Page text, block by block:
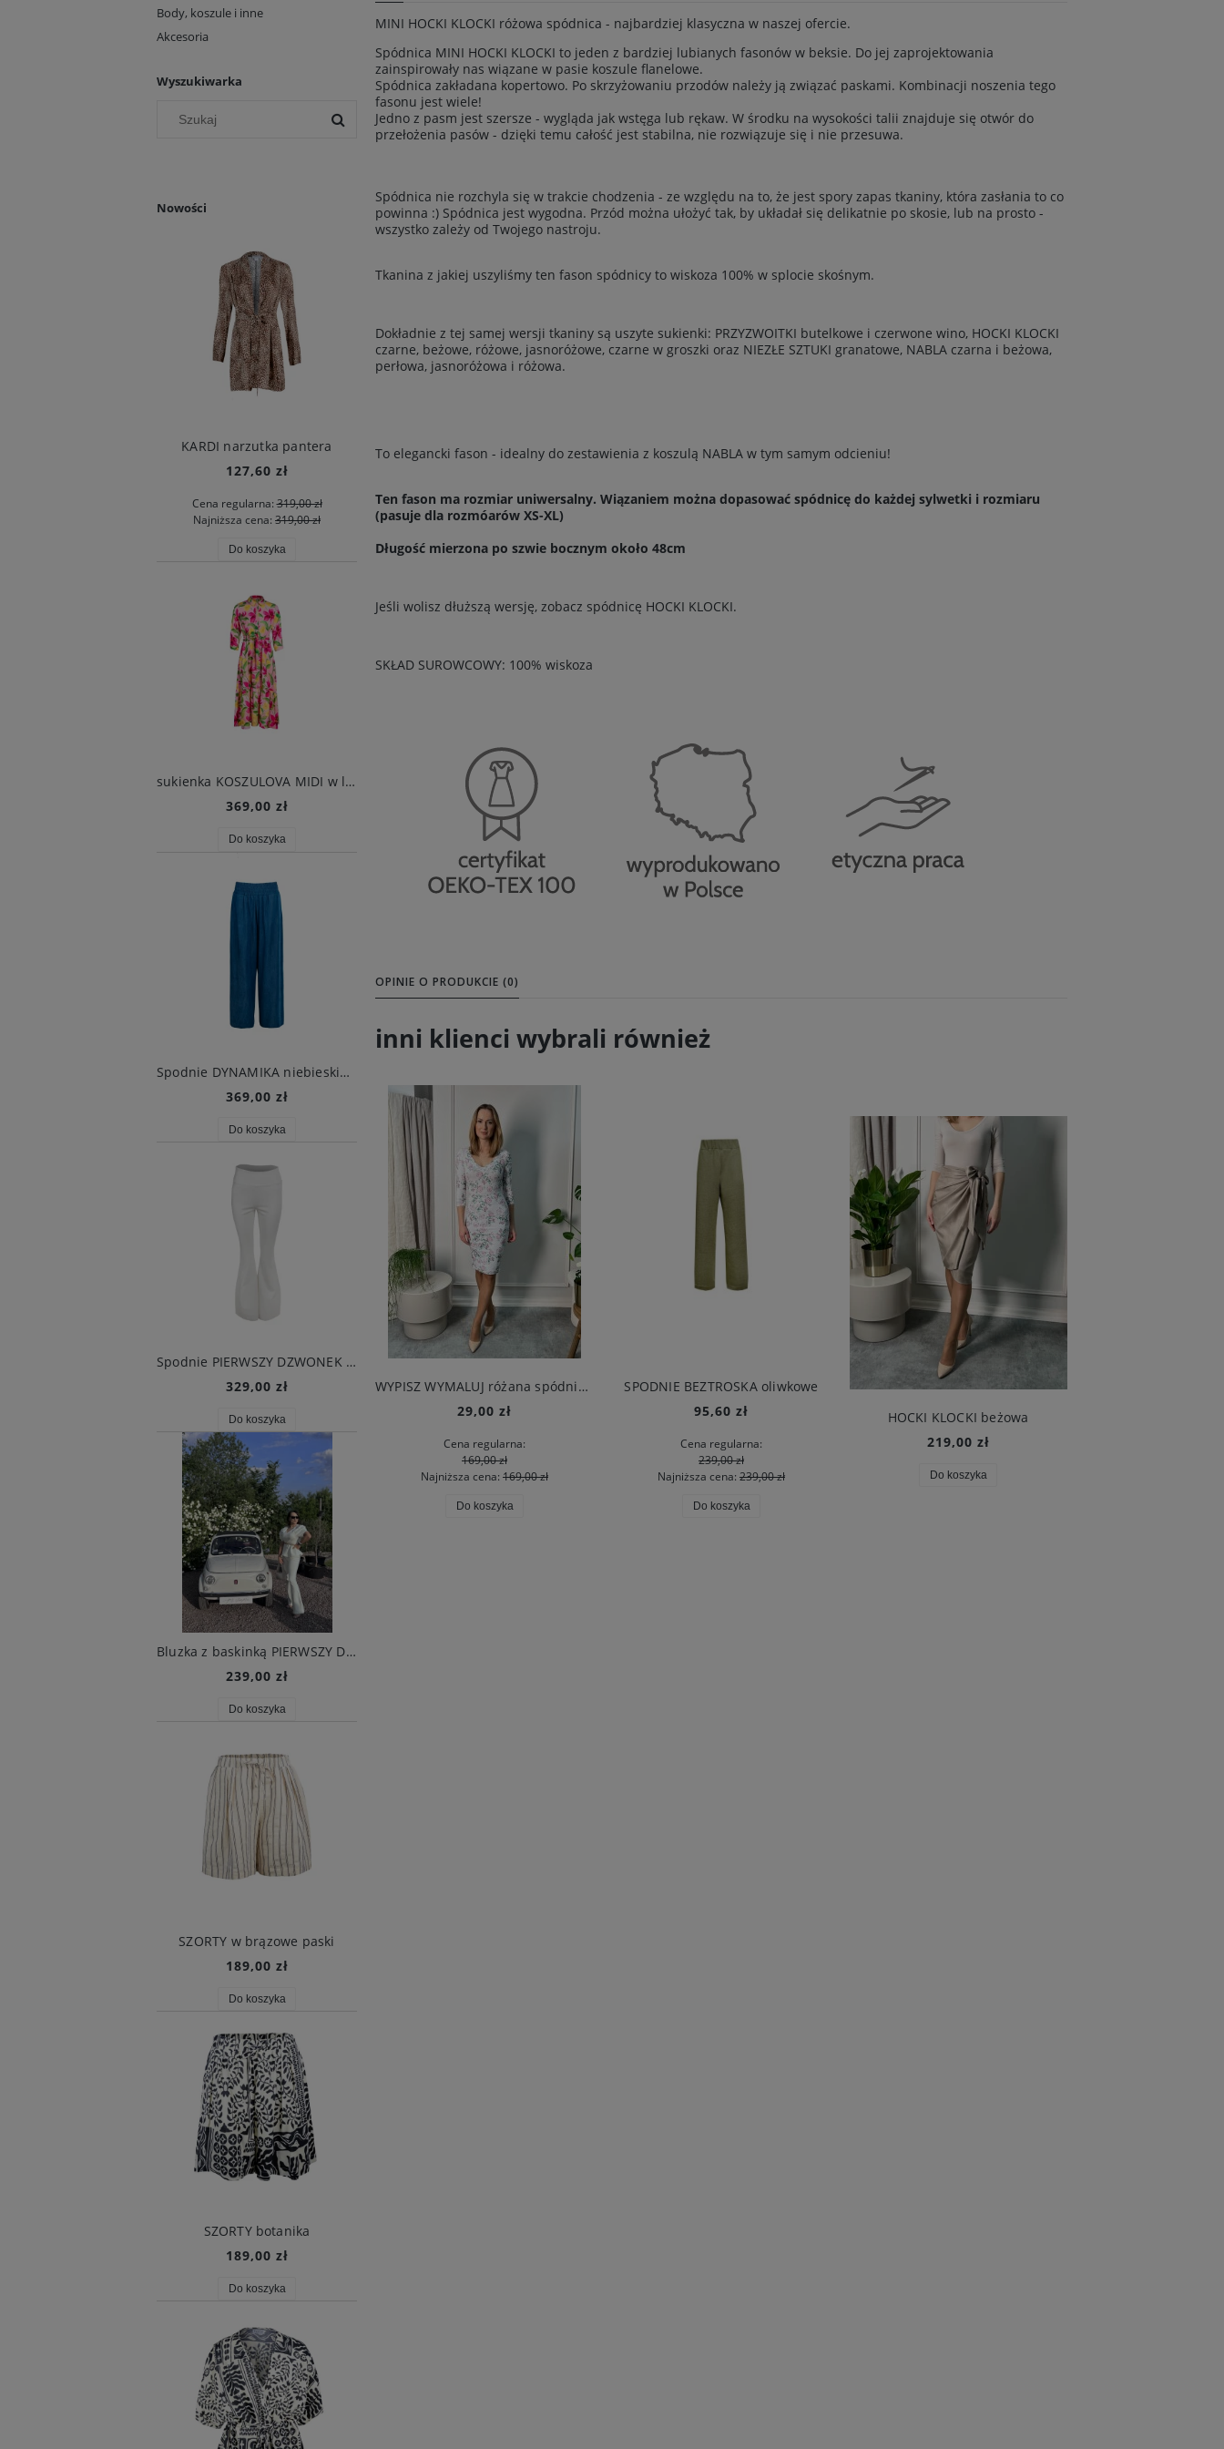
Body, koszule i inne
Akcesoria
Wyszukiwarka
Nowości
KARDI narzutka pantera
127,60 zł
Cena regularna:319,00 zł
Najniższa cena: 319,00 zł
Do koszyka
sukienka KOSZULOVA MIDI w lilie
369,00 zł
Do koszyka
Spodnie DYNAMIKA niebieskie dżinsowe
369,00 zł
Do koszyka
Spodnie PIERWSZY DZWONEK białe
329,00 zł
Do koszyka
Bluzka z baskinką PIERWSZY DZWONEK biała
239,00 zł
Do koszyka
SZORTY w brązowe paski
189,00 zł
Do koszyka
SZORTY botanika
189,00 zł
Do koszyka
MINI HOCKI KLOCKI różowa spódnica - najbardziej klasyczna w naszej ofercie.
Spódnica MINI HOCKI KLOCKI to jeden z bardziej lubianych fasonów w beksie. Do jej zaprojektowania
zainspirowały nas wiązane w pasie koszule flanelowe.
Spódnica zakładana kopertowo. Po skrzyżowaniu przodów należy ją związać paskami. Kombinacji noszenia tego
fasonu jest wiele!
Jedno z pasm jest szersze - wygląda jak wstęga lub rękaw. W środku na wysokości talii znajduje się otwór do
przełożenia pasów - dzięki temu całość jest stabilna, nie rozwiązuje się i nie przesuwa.
Spódnica nie rozchyla się w trakcie chodzenia - ze względu na to, że jest spory zapas tkaniny, która zasłania to co
powinna :) Spódnica jest wygodna. Przód można ułożyć tak, by układał się delikatnie po skosie, lub na prosto -
wszystko zależy od Twojego nastroju.
Tkanina z jakiej uszyliśmy ten fason spódnicy to wiskoza 100% w splocie skośnym.
Dokładnie z tej samej wersji tkaniny są uszyte sukienki: PRZYZWOITKI butelkowe i czerwone wino, HOCKI KLOCKI
czarne, beżowe, różowe, jasnoróżowe, czarne w groszki oraz NIEZŁE SZTUKI granatowe, NABLA czarna i beżowa,
perłowa, jasnoróżowa i różowa.
To elegancki fason - idealny do zestawienia z koszulą NABLA w tym samym odcieniu!
Ten fason ma rozmiar uniwersalny. Wiązaniem można dopasować spódnicę do każdej sylwetki i rozmiaru
(pasuje dla rozmóarów XS-XL)
Długość mierzona po szwie bocznym około 48cm
Jeśli wolisz dłuższą wersję, zobacz spódnicę HOCKI KLOCKI.
SKŁAD SUROWCOWY: 100% wiskoza
OPINIE O PRODUKCIE (0)
inni klienci wybrali również
WYPISZ WYMALUJ różana spódnica - outlet
29,00 zł
Cena regularna:
169,00 zł
Najniższa cena: 169,00 zł
Do koszyka
SPODNIE BEZTROSKA oliwkowe
95,60 zł
Cena regularna:
239,00 zł
Najniższa cena: 239,00 zł
Do koszyka
HOCKI KLOCKI beżowa
219,00 zł
Do koszyka